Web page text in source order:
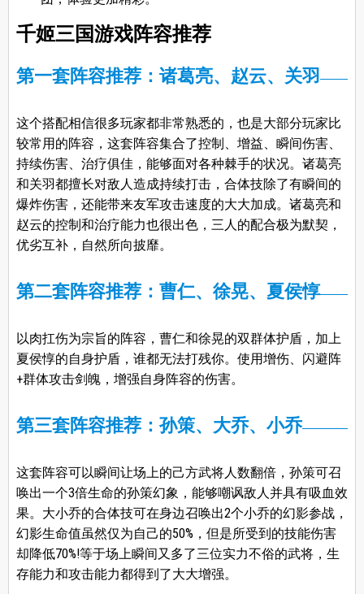
千姬三国游戏阵容推荐
第一套阵容推荐：诸葛亮、赵云、关羽
这个搭配相信很多玩家都非常熟悉的，也是大部分玩家比
较常用的阵容，这套阵容集合了控制、增益、瞬间伤害、
持续伤害、治疗俱佳，能够面对各种棘手的状况。诸葛亮
和关羽都擅长对敌人造成持续打击，合体技除了有瞬间的
爆炸伤害，还能带来友军攻击速度的大大加成。诸葛亮和
赵云的控制和治疗能力也很出色，三人的配合极为默契，
优劣互补，自然所向披靡。
第二套阵容推荐：曹仁、徐晃、夏侯惇
以肉扛伤为宗旨的阵容，曹仁和徐晃的双群体护盾，加上
夏侯惇的自身护盾，谁都无法打残你。使用增伤、闪避阵
+群体攻击剑魄，增强自身阵容的伤害。
第三套阵容推荐：孙策、大乔、小乔
这套阵容可以瞬间让场上的己方武将人数翻倍，孙策可召
唤出一个3倍生命的孙策幻象，能够嘲讽敌人并具有吸血效
果。大小乔的合体技可在身边召唤出2个小乔的幻影参战，
幻影生命值虽然仅为自己的50%，但是所受到的技能伤害
却降低70%!等于场上瞬间又多了三位实力不俗的武将，生
存能力和攻击能力都得到了大大增强。